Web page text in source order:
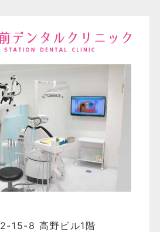
15-8 高野ビル1階